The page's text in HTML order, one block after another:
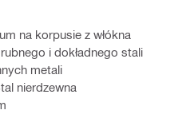
na korpusie z włókna
i dokładnego stali
metali
nierdzewna